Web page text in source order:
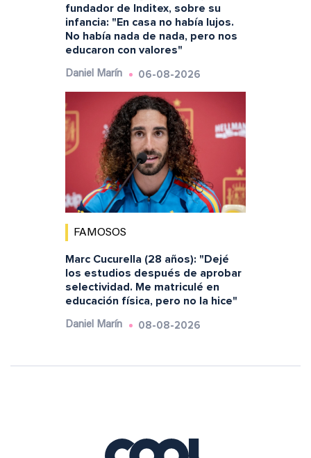
fundador de Inditex, sobre su
infancia: "En casa no había lujos.
No había nada de nada, pero nos
educaron con valores"
Daniel Marín 06-08-2026
FAMOSOS
Marc Cucurella (28 años): "Dejé
los estudios después de aprobar
selectividad. Me matriculé en
educación física, pero no la hice"
Daniel Marín 08-08-2026